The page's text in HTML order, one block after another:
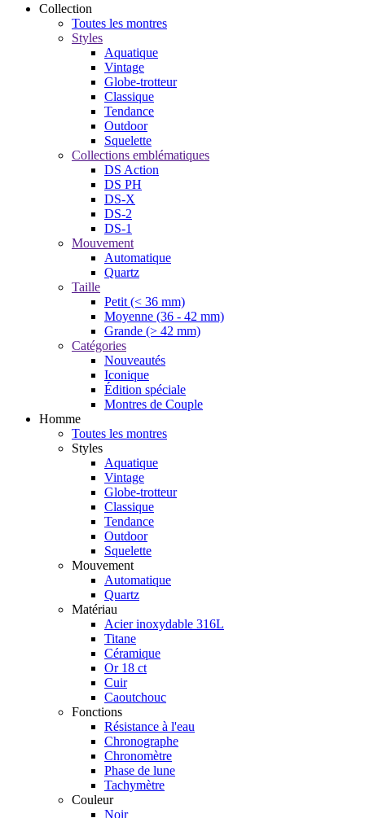
Collection
Toutes les montres
Styles
Aquatique
Vintage
Globe-trotteur
Classique
Tendance
Outdoor
Squelette
Collections emblématiques
DS Action
DS PH
DS-X
DS-2
DS-1
Mouvement
Automatique
Quartz
Taille
Petit (< 36 mm)
Moyenne (36 - 42 mm)
Grande (> 42 mm)
Catégories
Nouveautés
Iconique
Édition spéciale
Montres de Couple
Homme
Toutes les montres
Styles
Aquatique
Vintage
Globe-trotteur
Classique
Tendance
Outdoor
Squelette
Mouvement
Automatique
Quartz
Matériau
Acier inoxydable 316L
Titane
Céramique
Or 18 ct
Cuir
Caoutchouc
Fonctions
Résistance à l'eau
Chronographe
Chronomètre
Phase de lune
Tachymètre
Couleur
Noir